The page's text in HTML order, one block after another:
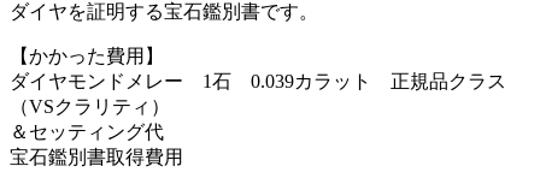
ダイヤを証明する宝石鑑別書です。
【かかった費用】
ダイヤモンドメレー 1石 0.039カラット 正規品クラス
（VSクラリティ）
＆セッティング代
宝石鑑別書取得費用